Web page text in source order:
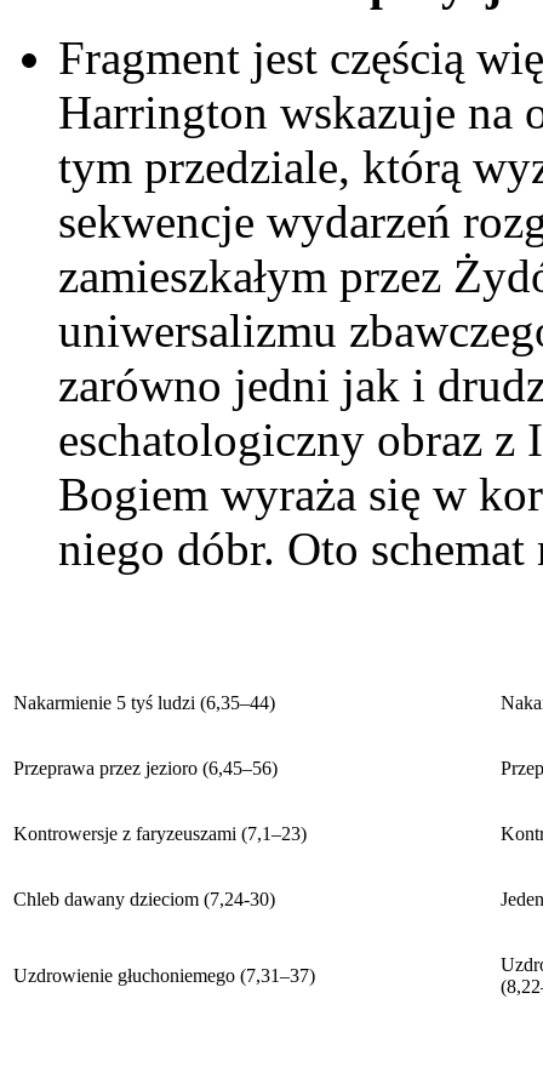
Fragment jest częścią
Harrington wskazuje na
tym przedziale, którą
sekwencje wydarzeń
zamieszkałym przez
uniwersalizmu
zarówno jedni jak i
eschatologiczny obraz z
Bogiem wyraża się w
niego dóbr. Oto
Nakarmienie 5 tyś ludzi (6,35–44)
Przeprawa przez jezioro (6,45–56)
Kontrowersje z faryzeuszami (7,1–23)
Chleb dawany dzieciom (7,24-30)
Uzdrowienie głuchoniemego (7,31–37)